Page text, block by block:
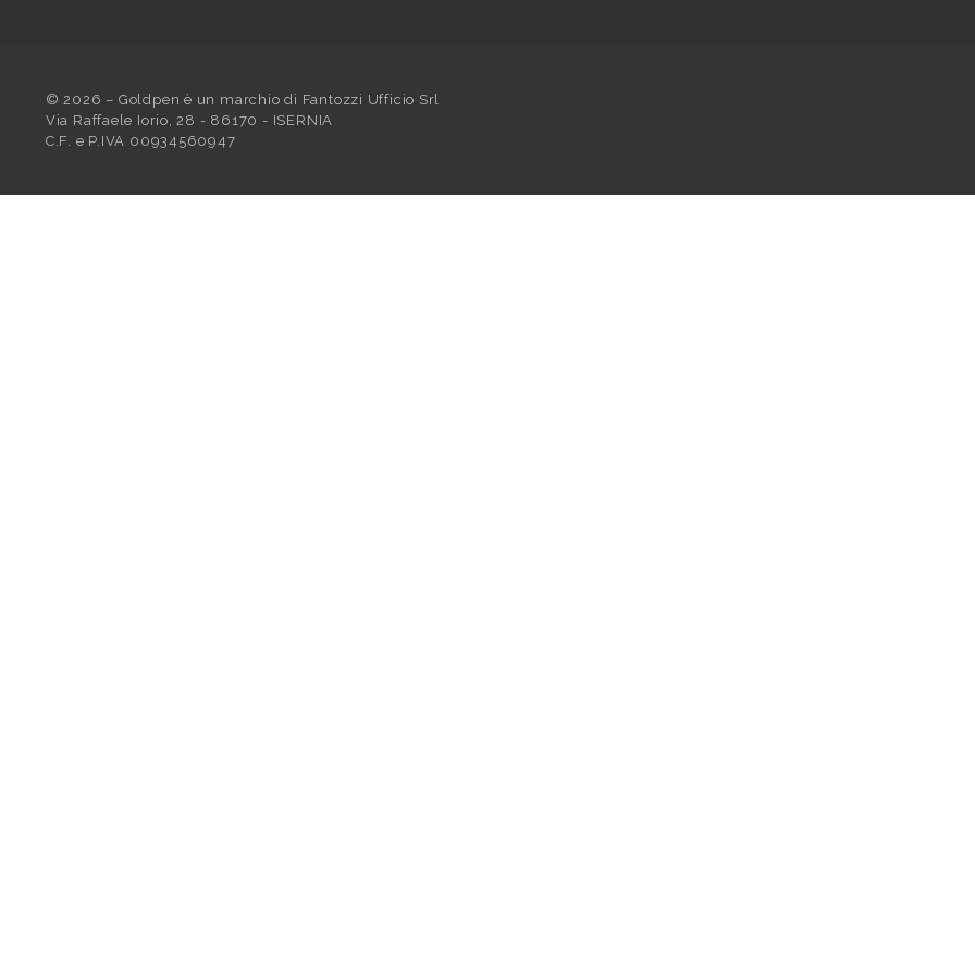
©2026 – Goldpen è un marchio di Fantozzi Ufficio Srl
Via Raffaele Iorio, 28 - 86170 - ISERNIA
C.F. e P.IVA 00934560947